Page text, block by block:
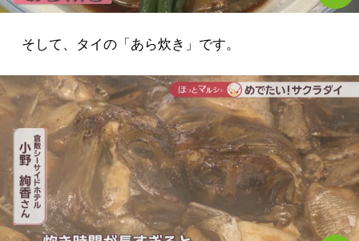
そして、タイの「あら炊き」です。